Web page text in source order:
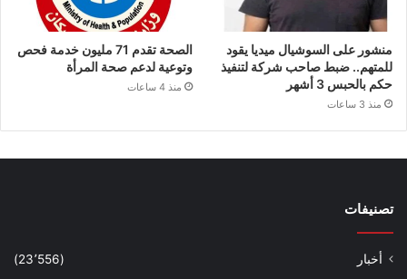
منشور على السوشيال ميديا يقود
للمتهم.. ضبط صاحب شركة لتنفيذ
حكم بالحبس 3 أشهر
منذ 3 ساعات
الصحة تقدم 71 مليون خدمة فحص
وتوعية لدعم صحة المرأة
منذ 4 ساعات
تصنيفات
أخبار
(23٬556)